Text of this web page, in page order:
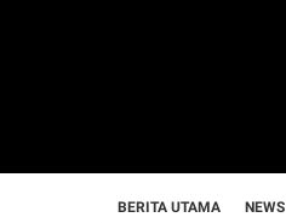
BERITA UTAMA NEWS